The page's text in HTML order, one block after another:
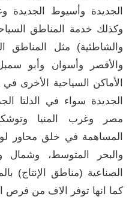
الجديدة وأسيوط الجديدة
وكذلك خدمة المناطق السياحية
والشاطئية) مثل المناطق
والأقصر وأسوان وأبو
الأماكن السياحية الأخرى في
الجديدة سواء في الدلتا
مصر وغرب المنيا
المساهمة في خلق محاور
والبحر المتوسط، وشمال
الصناعية (مناطق الإنتاج)
كما انها توفر الاف من فرص